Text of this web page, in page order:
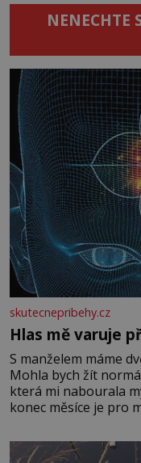
NENECHTE
skutecnepribehy.cz
Hlas mě varuje
S manželem máme
Mohla bych žít
která mi nabourala
konec měsíce je pro
dál častěji volá o